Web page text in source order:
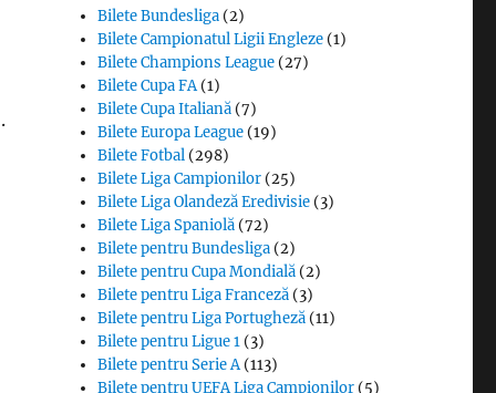
Bilete Bundesliga (2)
Bilete Campionatul Ligii Engleze (1)
Bilete Champions League (27)
Bilete Cupa FA(1)
Bilete Cupa Italiană (7)
Bilete Europa League (19)
Bilete Fotbal (298)
Bilete Liga Campionilor (25)
Bilete Liga Olandeză Eredivisie (3)
Bilete Liga Spaniolă (72)
Bilete pentru Bundesliga (2)
Bilete pentru Cupa Mondială (2)
Bilete pentru Liga Franceză (3)
Bilete pentru Liga Portugheză (11)
Bilete pentru Ligue 1 (3)
Bilete pentru Serie A(113)
Bilete pentru UEFA Liga Campionilor (5)